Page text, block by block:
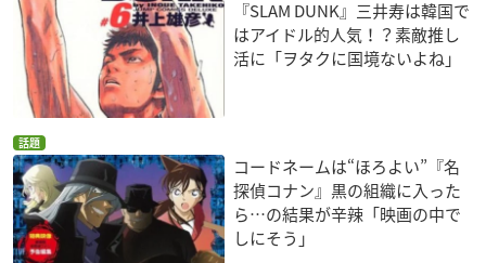
『SLAM DUNK』三井寿は韓国で
はアイドル的人気！？素敵推し
活に「ヲタクに国境ないよね」
話題
コードネームは“ほろよい”『名
探偵コナン』黒の組織に入った
ら…の結果が辛辣「映画の中で
しにそう」